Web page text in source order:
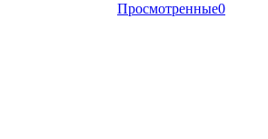
Просмотренные0